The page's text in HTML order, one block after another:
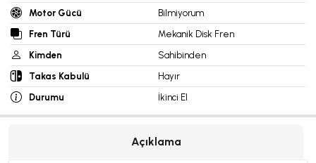
Motor Gücü
Bilmiyorum
Fren Türü
Mekanik Disk Fren
Kimden
Sahibinden
Takas Kabulü
Hayır
Durumu
İkinci El
Açıklama